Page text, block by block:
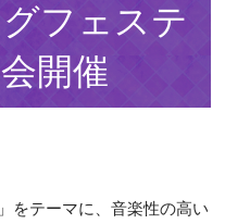
フェステ
開催
をテーマに、音楽性の高い